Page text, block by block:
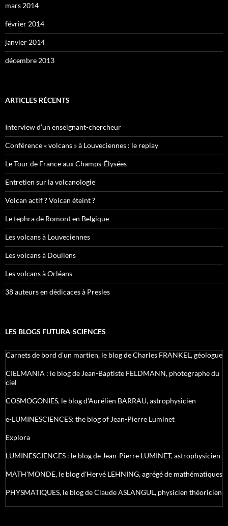
mars 2014
février 2014
janvier 2014
décembre 2013
ARTICLES RÉCENTS
Interview d’un enseignant-chercheur
Conférence « volcans » à Louveciennes : le replay
Le Tour de France aux Champs-Élysées
Entretien sur la volcanologie
Volcan actif ? Volcan éteint ?
Le tephra de Romont en Belgique
Les volcans à Louveciennes
Les volcans à Doullens
Les volcans à Orléans
38 auteurs en dédicaces à Presles
LES BLOGS FUTURA-SCIENCES
Carnets de bord d’un martien, le blog de Charles FRANKEL, géologue
CIELMANIA : le blog de Jean-Baptiste FELDMANN, photographe du
ciel
COSMOGONIES, le blog d'Aurélien BARRAU, astrophysicien
e-LUMINESCIENCES: the blog of Jean-Pierre Luminet
Explora
LUMINESCIENCES : le blog de Jean-Pierre LUMINET, astrophysicien
MATH'MONDE, le blog d'Hervé LEHNING, agrégé de mathématiques
PHYSMATIQUES, le blog de Claude ASLANGUL, physicien théoricien